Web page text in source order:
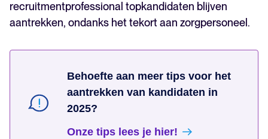
recruitmentprofessional topkandidaten blijven
aantrekken, ondanks het tekort aan zorgpersoneel.
Behoefte aan meer tips voor het
aantrekken van kandidaten in
2025?
Onze tips lees je hier!